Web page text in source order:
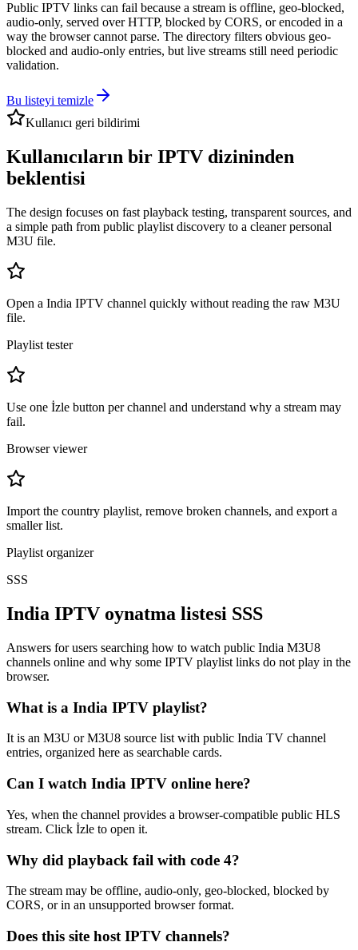
Public IPTV links can fail because a stream is offline, geo-blocked,
audio-only, served over HTTP, blocked by CORS, or encoded in a
way the browser cannot parse. The directory filters obvious geo-
blocked and audio-only entries, but live streams still need periodic
validation.
Bu listeyi temizle
Kullanıcı geri bildirimi
Kullanıcıların bir IPTV dizininden
beklentisi
The design focuses on fast playback testing, transparent sources, and
a simple path from public playlist discovery to a cleaner personal
M3U file.
Open a India IPTV channel quickly without reading the raw M3U
file.
Playlist tester
Use one İzle button per channel and understand why a stream may
fail.
Browser viewer
Import the country playlist, remove broken channels, and export a
smaller list.
Playlist organizer
SSS
India IPTV oynatma listesi SSS
Answers for users searching how to watch public India M3U8
channels online and why some IPTV playlist links do not play in the
browser.
What is a India IPTV playlist?
It is an M3U or M3U8 source list with public India TV channel
entries, organized here as searchable cards.
Can I watch India IPTV online here?
Yes, when the channel provides a browser-compatible public HLS
stream. Click İzle to open it.
Why did playback fail with code 4?
The stream may be offline, audio-only, geo-blocked, blocked by
CORS, or in an unsupported browser format.
Does this site host IPTV channels?